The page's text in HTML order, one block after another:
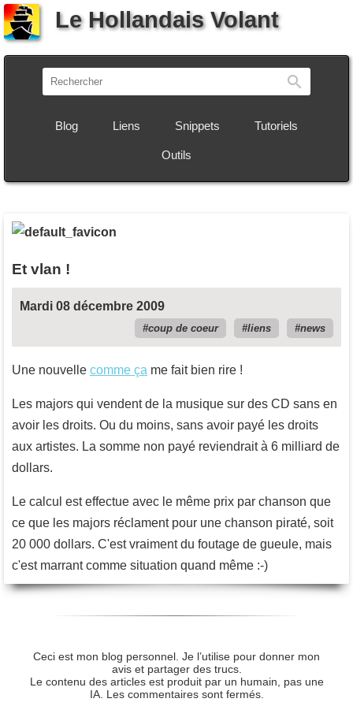
Le Hollandais Volant
Blog Liens Snippets Tutoriels
Outils
Et vlan !
Mardi 08 décembre 2009
coup de coeur liens news
Une nouvelle comme ça me fait bien rire !
Les majors qui vendent de la musique sur des CD sans en
avoir les droits. Ou du moins, sans avoir payé les droits
aux artistes. La somme non payé reviendrait à 6 milliard de
dollars.
Le calcul est effectue avec le même prix par chanson que
ce que les majors réclament pour une chanson piraté, soit
20 000 dollars. C'est vraiment du foutage de gueule, mais
c'est marrant comme situation quand même :-)
Ceci est mon blog personnel. Je l’utilise pour donner mon
avis et partager des trucs.
Le contenu des articles est produit par un humain, pas une
IA. Les commentaires sont fermés.